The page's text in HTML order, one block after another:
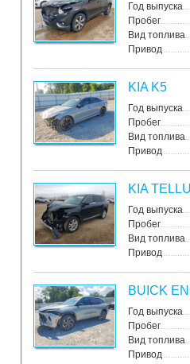
Год выпуска
Пробег
Вид топлива
Привод
KIA K5
Год выпуска
Пробег
Вид топлива
Привод
KIA
Год выпуска
Пробег
Вид топлива
Привод
BUICK
Год выпуска
Пробег
Вид топлива
Привод